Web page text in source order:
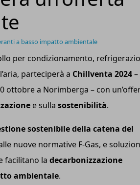
a basso impatto ambientale
per condizionamento,
parteciperà a Chillventa 2024
ottobre a Norimberga – con
e sulla sostenibilità.
sostenibile della catena del
nuove normative F-Gas, e
facilitano la decarbonizzazione
ambientale.